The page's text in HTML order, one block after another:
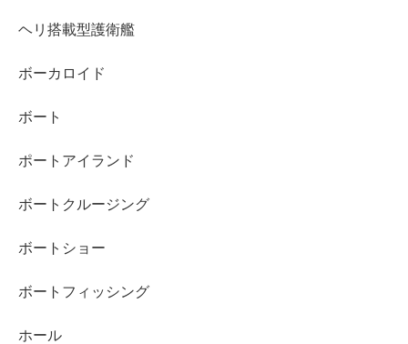
ヘリ搭載型護衛艦
ボーカロイド
ボート
ポートアイランド
ボートクルージング
ボートショー
ボートフィッシング
ホール